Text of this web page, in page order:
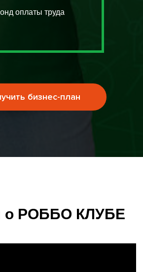
оплаты труда
бизнес-план
о РОББО КЛУБЕ